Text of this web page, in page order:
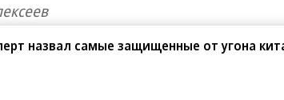
назвал самые защищенные от угона